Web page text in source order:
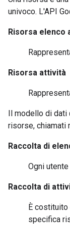
univoco. L'API
Risorsa elenco
Risorsa attività
Il modello di dati
risorse, chiamati
Raccolta di
Ogni
Raccolta di
È
specifica